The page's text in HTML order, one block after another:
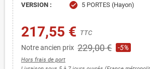
VERSION : check 5 PORTES (Hayon)
217,55 € TTC
Notre ancien prix 229,00 € -5%
Hors frais de port